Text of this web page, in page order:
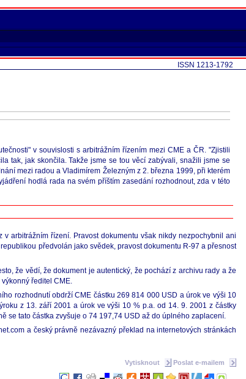
ISSN 1213-1792
v souvislosti s arbitrážním řízením mezi CME a ČR. "Zjistili
tak, jak skončila. Takže jsme se tou věcí zabývali, snažili jsme se
mezi radou a Vladimírem Železným z 2. března 1999, při kterém
hodlá rada na svém příštím zasedání rozhodnout, zda v této
arbitrážním řízení. Pravost dokumentu však nikdy nezpochybnil ani
předvolán jako svědek, pravost dokumentu R-97 a přesnost
že vědí, že dokument je autentický, že pochází z archivu rady a že
ředitel CME.
rozhodnutí obdrží CME částku 269 814 000 USD a úrok ve výši 10
z 13. září 2001 a úrok ve výši 10 % p.a. od 14. 9. 2001 z částky
se tato částka zvyšuje o 74 197,74 USD až do úplného zaplacení.
a český právně nezávazný překlad na internetových stránkách
Vytisknout Poslat e-mailem